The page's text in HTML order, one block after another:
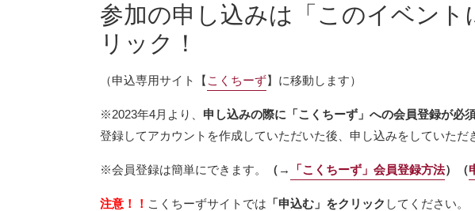
参加の申し込みは「このイベント
リック！
（申込専用サイト【 こくちーず】に移動します）
※2023年4月より、 申し込みの際に「こくちーず」への会員登録が必
登録してアカウントを作成していただいた後、申し込みをしていただ
※会員登録は簡単にできます。 （→ 「こくちーず」会員登録方法）（
注意！！ こくちーずサイトでは 「申込む」をクリック してください。